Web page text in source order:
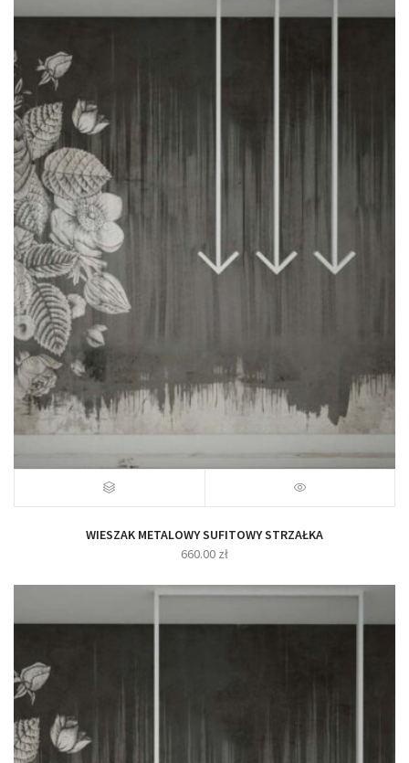
WIESZAK METALOWY SUFITOWY STRZAŁKA
660.00 zł